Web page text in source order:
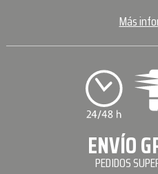
Más
ENVÍO
PEDIDOS